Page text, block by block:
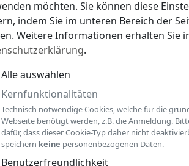
möchten. Sie können diese
indem Sie im unteren Bereich der
Weitere Informationen erhalten Sie
.
Alle auswählen
Kernfunktionalitäten
Technisch notwendige Cookies, welche für die
Webseite benötigt werden, z.B. die Anmeldung.
dafür, dass dieser Cookie-Typ daher nicht
speichern keine personenbezogenen Daten.
Benutzerfreundlichkeit